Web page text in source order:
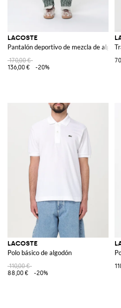
LACOSTE
Pantalón deportivo de mezcla de
170,00 €
136,00 €
-20%
LACOSTE
Polo básico de algodón
110,00 €
88,00 €
-20%